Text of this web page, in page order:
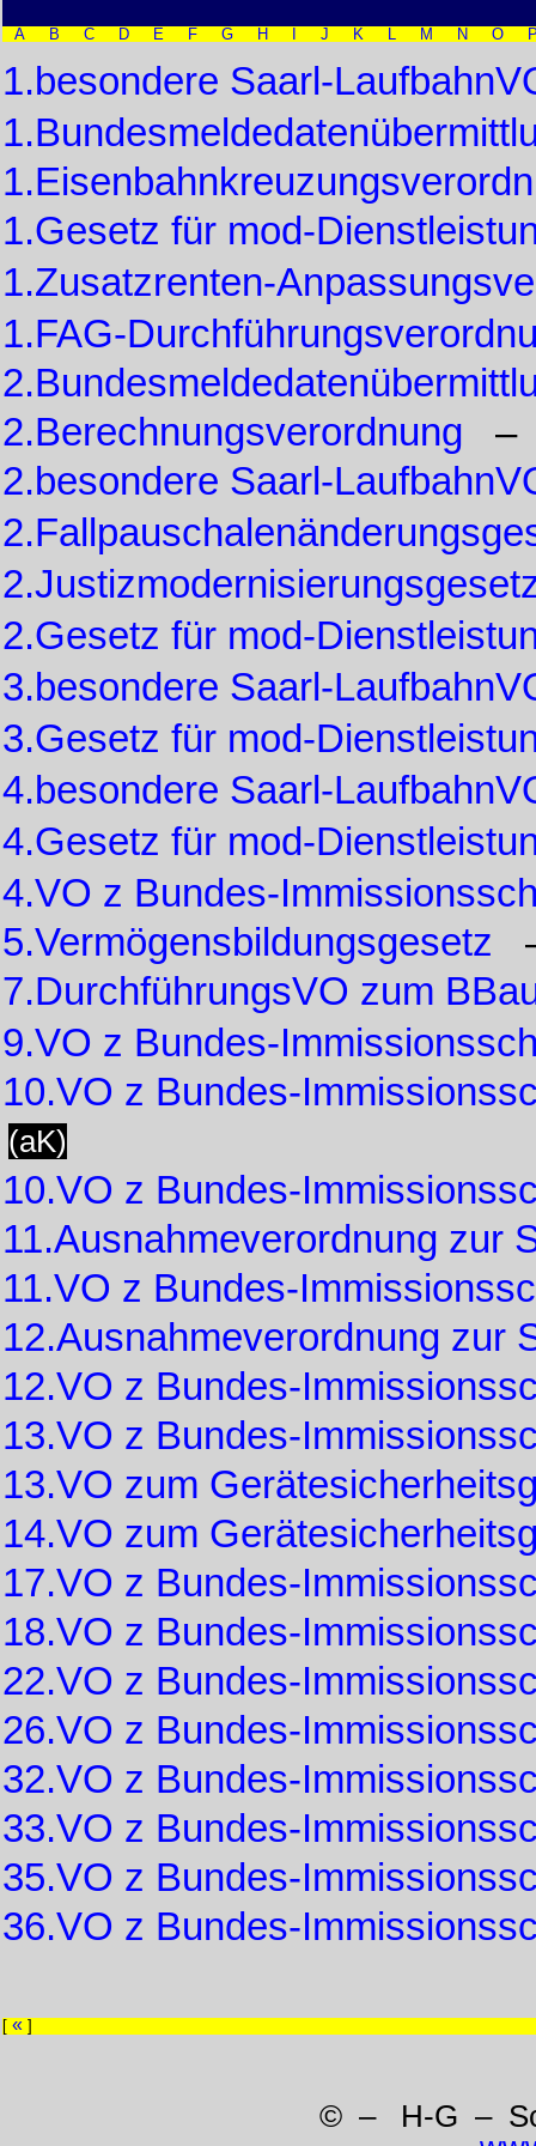
A B C D E F G H J K L M N O
1.besondere Saarl-
1.Gesetz für mod-
1.Zusatzrenten-
1.FAG-
2.Berechnungsverordnung
2.besondere Saarl-
2.Gesetz für mod-
3.besondere Saarl-
3.Gesetz für mod-
4.besondere Saarl-
4.Gesetz für mod-
4.VO z Bundes-
5.Vermögensbildungsgesetz
7.DurchführungsVO zum
9.VO z Bundes-
10.VO z Bundes-
(aK)
10.VO z Bundes-
11.Ausnahmeverordnung zur
11.VO z Bundes-
12.Ausnahmeverordnung zur
12.VO z Bundes-
13.VO z Bundes-
13.VO zum
14.VO zum
17.VO z Bundes-
18.VO z Bundes-
22.VO z Bundes-
26.VO z Bundes-
32.VO z Bundes-
33.VO z Bundes-
35.VO z Bundes-
36.VO z Bundes-
[ « ]
© – H-G –